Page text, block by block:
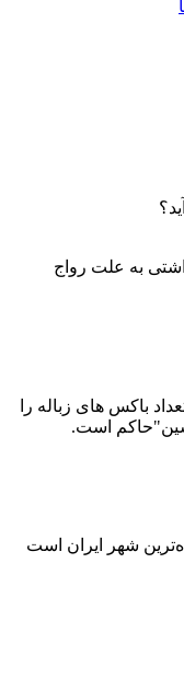
به علت رواج
باکس های زباله را
است.
شهر ایران است